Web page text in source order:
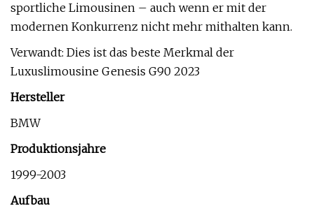
sportliche Limousinen – auch wenn er mit der
modernen Konkurrenz nicht mehr mithalten kann.
Verwandt: Dies ist das beste Merkmal der
Luxuslimousine Genesis G90 2023
Hersteller
BMW
Produktionsjahre
1999-2003
Aufbau